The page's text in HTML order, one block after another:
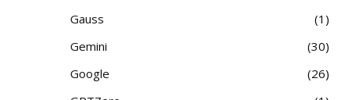
Gauss
1
Gemini
30
Google
26